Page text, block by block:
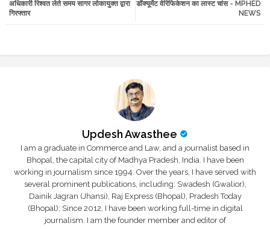
डॉक्यूमेंट वेरिफिकेशन का लास्ट चांस - MPHED
NEWS
अधिकारी रिश्वत लेते समय सागर लोकायुक्त द्वारा
गिरफ्तार
Updesh Awasthee
I am a graduate in Commerce and Law, and a journalist based in
Bhopal, the capital city of Madhya Pradesh, India. I have been
working in journalism since 1994. Over the years, I have served with
several prominent publications, including: Swadesh (Gwalior),
Dainik Jagran (Jhansi), Raj Express (Bhopal), Pradesh Today
(Bhopal); Since 2012, I have been working full-time in digital
journalism. I am the founder member and editor of